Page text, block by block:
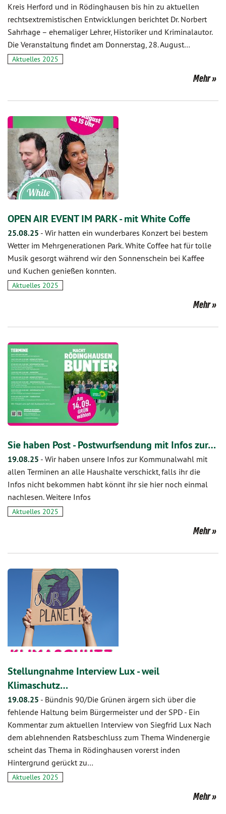
Kreis Herford und in Rödinghausen bis hin zu aktuellen
rechtsextremistischen Entwicklungen berichtet Dr. Norbert
Sahrhage – ehemaliger Lehrer, Historiker und Kriminalautor.
Die Veranstaltung findet am Donnerstag, 28. August…
Aktuelles 2025
Mehr
OPEN AIR EVENT IM PARK - mit White Coffe
25.08.25 - Wir hatten ein wunderbares Konzert bei bestem
Wetter im Mehrgenerationen Park. White Coffee hat für tolle
Musik gesorgt während wir den Sonnenschein bei Kaffee
und Kuchen genießen konnten.
Aktuelles 2025
Mehr
Sie haben Post - Postwurfsendung mit Infos zur…
19.08.25 - Wir haben unsere Infos zur Kommunalwahl mit
allen Terminen an alle Haushalte verschickt, falls ihr die
Infos nicht bekommen habt könnt ihr sie hier noch einmal
nachlesen. Weitere Infos
Aktuelles 2025
Mehr
Stellungnahme Interview Lux - weil
Klimaschutz…
19.08.25 - Bündnis 90/Die Grünen ärgern sich über die
fehlende Haltung beim Bürgermeister und der SPD - Ein
Kommentar zum aktuellen Interview von Siegfrid Lux Nach
dem ablehnenden Ratsbeschluss zum Thema Windenergie
scheint das Thema in Rödinghausen vorerst inden
Hintergrund gerückt zu…
Aktuelles 2025
Mehr